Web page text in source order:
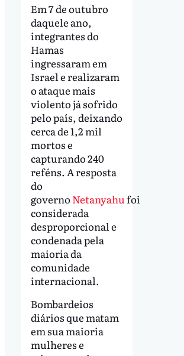
Em 7 de outubro
daquele ano,
integrantes do
Hamas
ingressaram em
Israel e realizaram
o ataque mais
violento já sofrido
pelo país, deixando
cerca de 1,2 mil
mortos e
capturando 240
reféns. A resposta
do
governo Netanyahu foi
considerada
desproporcional e
condenada pela
maioria da
comunidade
internacional.
Bombardeios
diários que matam
em sua maioria
mulheres e